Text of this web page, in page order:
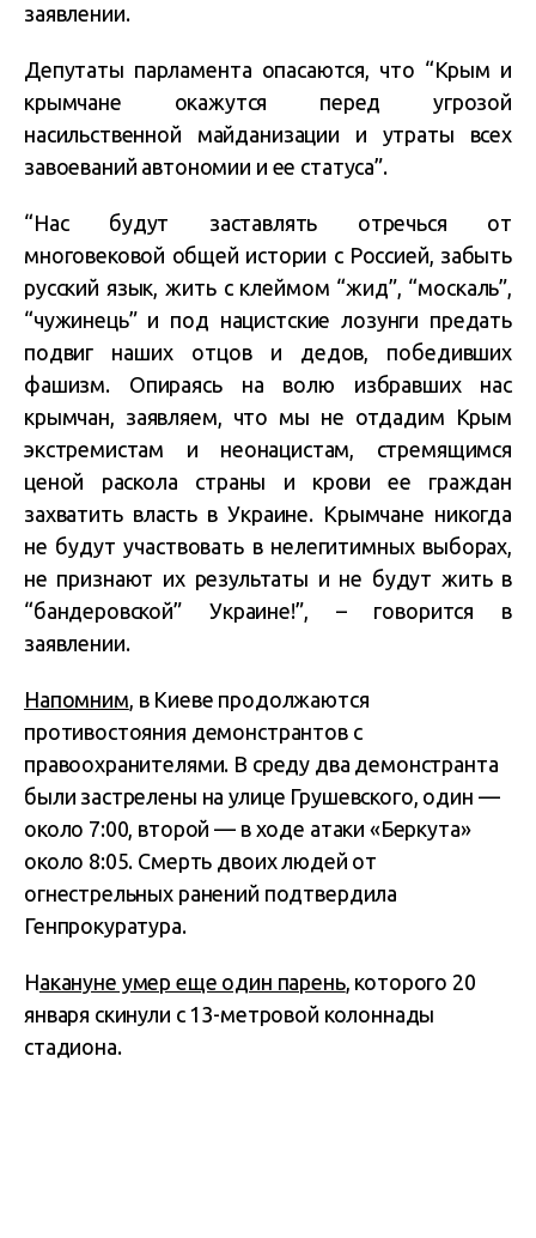
заявлении.
Депутаты парламента опасаются, что “Крым и
крымчане окажутся перед угрозой
насильственной майданизации и утраты всех
завоеваний автономии и ее статуса”.
“Нас будут заставлять отречься от
многовековой общей истории с Россией, забыть
русский язык, жить с клеймом “жид”, “москаль”,
“чужинець” и под нацистские лозунги предать
подвиг наших отцов и дедов, победивших
фашизм. Опираясь на волю избравших нас
крымчан, заявляем, что мы не отдадим Крым
экстремистам и неонацистам, стремящимся
ценой раскола страны и крови ее граждан
захватить власть в Украине. Крымчане никогда
не будут участвовать в нелегитимных выборах,
не признают их результаты и не будут жить в
“бандеровской” Украине!”, – говорится в
заявлении.
Напомним, в Киеве продолжаются
противостояния демонстрантов с
правоохранителями. В среду два демонстранта
были застрелены на улице Грушевского, один —
около 7:00, второй — в ходе атаки «Беркута»
около 8:05. Смерть двоих людей от
огнестрельных ранений подтвердила
Генпрокуратура.
Накануне умер еще один парень, которого 20
января скинули с 13-метровой колоннады
стадиона.